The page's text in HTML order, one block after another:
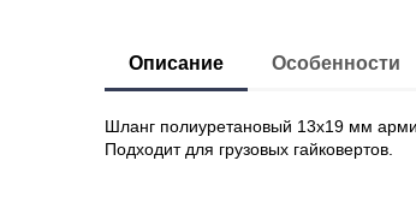
Описание Особенности
Шланг полиуретановый 13х19 мм
Подходит для грузовых гайковертов.